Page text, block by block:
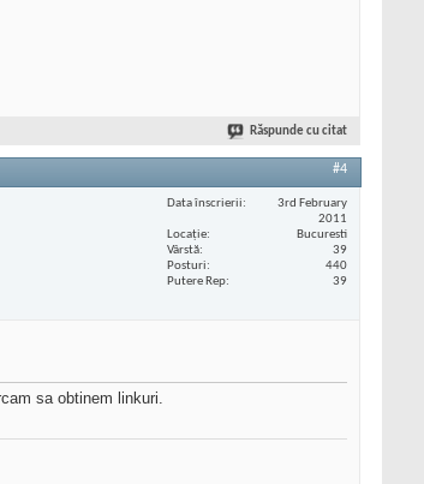
Răspunde cu citat
#4
Data înscrierii
3rd February
2011
Locaţie
Bucuresti
Vârstă
39
Posturi
440
Putere Rep
39
sa obtinem linkuri.